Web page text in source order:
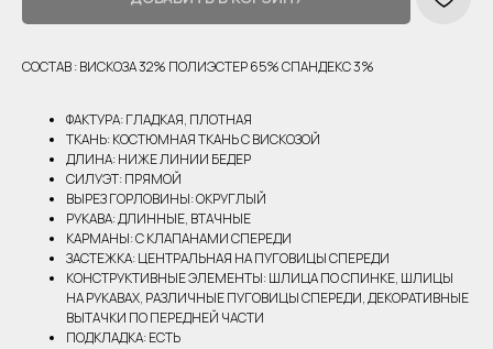
СОСТАВ : ВИСКОЗА 32% ПОЛИЭСТЕР 65% СПАНДЕКС 3%
ФАКТУРА: ГЛАДКАЯ, ПЛОТНАЯ
ТКАНЬ: КОСТЮМНАЯ ТКАНЬ С ВИСКОЗОЙ
ДЛИНА: НИЖЕ ЛИНИИ БЕДЕР
СИЛУЭТ: ПРЯМОЙ
ВЫРЕЗ ГОРЛОВИНЫ: ОКРУГЛЫЙ
РУКАВА: ДЛИННЫЕ, ВТАЧНЫЕ
КАРМАНЫ: С КЛАПАНАМИ СПЕРЕДИ
ЗАСТЕЖКА: ЦЕНТРАЛЬНАЯ НА ПУГОВИЦЫ СПЕРЕДИ
КОНСТРУКТИВНЫЕ ЭЛЕМЕНТЫ: ШЛИЦА ПО СПИНКЕ, ШЛИЦЫ
НА РУКАВАХ, РАЗЛИЧНЫЕ ПУГОВИЦЫ СПЕРЕДИ, ДЕКОРАТИВНЫЕ
ВЫТАЧКИ ПО ПЕРЕДНЕЙ ЧАСТИ
ПОДКЛАДКА: ЕСТЬ